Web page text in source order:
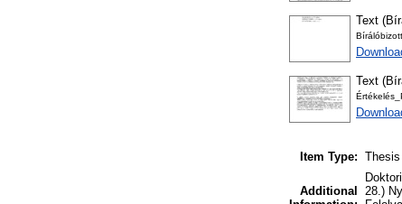
Text
Text
Item Type:
Additional
28.)